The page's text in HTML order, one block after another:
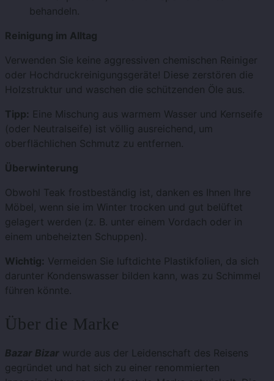
behandeln.
Reinigung im Alltag
Verwenden Sie keine aggressiven chemischen Reiniger
oder Hochdruckreinigungsgeräte! Diese zerstören die
Holzstruktur und waschen die schützenden Öle aus.
Tipp: Eine Mischung aus warmem Wasser und Kernseife
(oder Neutralseife) ist völlig ausreichend, um
oberflächlichen Schmutz zu entfernen.
Überwinterung
Obwohl Teak frostbeständig ist, danken es Ihnen Ihre
Möbel, wenn sie im Winter trocken und gut belüftet
gelagert werden (z. B. unter einem Vordach oder in
einem unbeheizten Schuppen).
Wichtig: Vermeiden Sie luftdichte Plastikfolien, da sich
darunter Kondenswasser bilden kann, was zu Schimmel
führen könnte.
Über die Marke
Bazar Bizar wurde aus der Leidenschaft des Reisens
gegründet und hat sich zu einer renommierten